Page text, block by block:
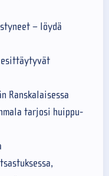
– löydä
esittäytyvät
Ranskalaisessa
tarjosi huippu-